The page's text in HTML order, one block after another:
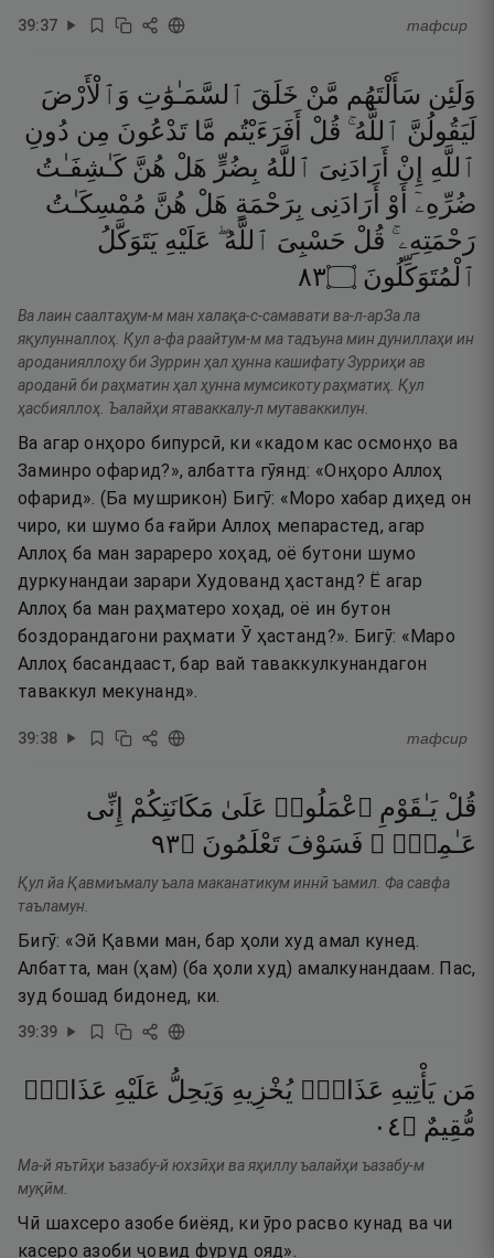
39:37 тафсир
وَلَئِن سَأَلْتَهُم مَّنْ خَلَقَ ٱلسَّمَـٰوَٰتِ وَٱلْأَرْضَ
لَيَقُولُنَّ ٱللَّهُ ۚ قُلْ أَفَرَءَيْتُم مَّا تَدْعُونَ مِن دُونِ
ٱللَّهِ
إِنْ أَرَادَنِىَ ٱللَّهُ بِضُرٍّ هَلْ هُنَّ كَـٰشِفَـٰتُ
ضُرِّهِۦٓ
أَوْ أَرَادَنِى بِرَحْمَةٍ هَلْ هُنَّ مُمْسِكَـٰتُ
رَحْمَتِهِۦ ۚ قُلْ حَسْبِىَ ٱللَّهُ ۖ عَلَيْهِ يَتَوَكَّلُ
ٱلْمُتَوَكِّلُونَ ۝٣٨
Ва лаин саалтаҳум-м ман халақа-с-самавати ва-л-арЗа ла
яқулунналлоҳ. Қул а-фа раайтум-м ма тадъуна мин дуниллаҳи ин
ароданияллоҳу би Зуррин ҳал ҳунна кашифату Зурриҳи ав
ароданӣ би раҳматин ҳал ҳунна мумсикоту раҳматиҳ. Қул
ҳасбияллоҳ. Ъалайҳи ятаваккалу-л мутаваккилун.
Ва агар онҳоро бипурсӣ, ки «кадом кас осмонҳо ва
Заминро офарид?», албатта гӯянд: «Онҳоро Аллоҳ
офарид». (Ба мушрикон) Бигӯ: «Моро хабар диҳед он
чиро, ки шумо ба ғайри Аллоҳ мепарастед, агар
Аллоҳ ба ман зарареро хоҳад, оё бутони шумо
дуркунандаи зарари Худованд ҳастанд? Ё агар
Аллоҳ ба ман раҳматеро хоҳад, оё ин бутон
боздорандагони раҳмати Ӯ ҳастанд?». Бигӯ: «Маро
Аллоҳ басандааст, бар вай таваккулкунандагон
таваккул мекунанд».
39:38 тафсир
قُلْ يَـٰقَوْمِ ٱعْمَلُوا۟ عَلَىٰ مَكَانَتِكُمْ إِنِّى
عَـٰمِلٌۭ ۖ فَسَوْفَ تَعْلَمُونَ ۝٣٩
Қул йа Қавмиъмалу ъала маканатикум иннӣ ъамил. Фа савфа
таъламун.
Бигӯ: «Эй Қавми ман, бар ҳоли худ амал кунед.
Албатта, ман (ҳам) (ба ҳоли худ) амалкунандаам. Пас,
зуд бошад бидонед, ки.
39:39
مَن يَأْتِيهِ عَذَابٌۭ يُخْزِيهِ وَيَحِلُّ عَلَيْهِ عَذَابٌۭ
مُّقِيمٌ ۝٤٠
Ма-й яътӣҳи ъазабу-й юхзӣҳи ва яҳиллу ъалайҳи ъазабу-м
муқӣм.
Чӣ шахсеро азобе биёяд, ки ӯро расво кунад ва чи
касеро азоби ҷовид фуруд ояд».